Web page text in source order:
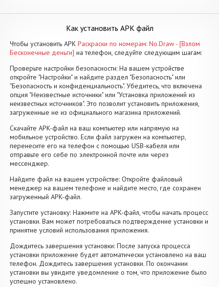
Как установить APK файл
Чтобы установить APK Раскраски по номерам: No.Draw - [Взлом
Бесконечные деньги] на телефон, следуйте следующим шагам:
Проверьте настройки безопасности: На вашем устройстве
откройте "Настройки" и найдите раздел "Безопасность" или
"Безопасность и конфиденциальность". Убедитесь, что включена
опция "Неизвестные источники" или "Установка приложений из
неизвестных источников". Это позволит установить приложения,
загруженные не из официального магазина приложений.
Скачайте APK-файл на ваш компьютер или напрямую на
мобильное устройство. Если файл загружен на компьютер,
перенесите его на телефон с помощью USB-кабеля или
отправьте его себе по электронной почте или через
мессенджер.
Найдите файл на вашем устройстве: Откройте файловый
менеджер на вашем телефоне и найдите место, где сохранен
загруженный APK-файл.
Запустите установку: Нажмите на APK-файл, чтобы начать процесс
установки. Вам может потребоваться подтверждение установки и
принятие условий использования приложения.
Дождитесь завершения установки: После запуска процесса
установки приложение будет автоматически установлено на ваш
телефон. Дождитесь завершения установки. По окончании
установки вы увидите уведомление о том, что приложение было
успешно установлено.